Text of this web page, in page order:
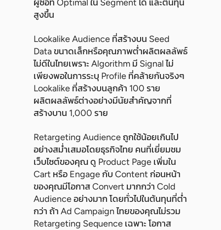
ผู้ซื้อที่ Optimal ใน Segment ได้ และต้นทุน
สูงขึ้น
Lookalike Audience ที่สร้างบน Seed
Data ขนาดเล็กหรือคุณภาพต่ำผลิตผลลัพธ์
ไม่ดีในไทยเพราะ Algorithm มี Signal ไม่
เพียงพอในการระบุ Profile ที่คล้ายกันจริงๆ
Lookalike ที่สร้างบนลูกค้า 100 ราย
ผลิตผลลัพธ์ต่างอย่างมีนัยสำคัญจากที่
สร้างบาน 1,000 ราย
Retargeting Audience ถูกใช้น้อยเกินไป
อย่างสม่ำเสมอโดยธุรกิจไทย คนที่เยี่ยมชม
เว็บไซต์ของคุณ ดู Product Page เพิ่มใน
Cart หรือ Engage กับ Content ก่อนหน้า
ของคุณมีโอกาส Convert มากกว่า Cold
Audience อย่างมาก โดยทั่วไปในต้นทุนที่ต่ำ
กว่า ถ้า Ad Campaign ไทยของคุณไม่รวม
Retargeting Sequence เฉพาะ โอกาส